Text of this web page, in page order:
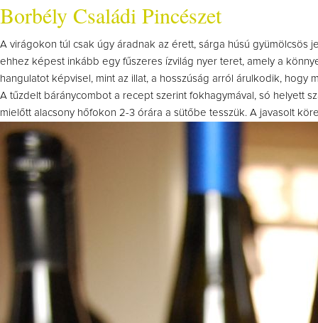
Borbély Családi Pincészet
A virágokon túl csak úgy áradnak az érett, sárga húsú
ehhez képest inkább egy fűszeres ízvilág nyer teret, amely a
hangulatot képvisel, mint az illat, a hosszúság arról árulkodik,
A tűzdelt báránycombot a recept szerint fokhagymával, só helyett
mielőtt alacsony hőfokon 2-3 órára a sütőbe tesszük. A javasolt